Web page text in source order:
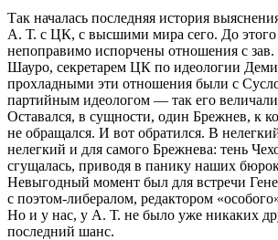
Так началась последняя история
А. Т. с ЦК, с высшими мира сего. До
непоправимо испорчены отношения с зав.
Шауро, секретарем ЦК по идеологии
прохладными эти отношения были с
партийным идеологом — так его
Оставался, в сущности, один Брежнев, к
не обращался. И вот обратился. В
нелегкий и для самого Брежнева: тень
сгущалась, приводя в панику наших
Невыгодный момент был для встречи
с поэтом-либералом, редактором
Но и у нас, у А. Т. не было уже никаких
последний шанс.